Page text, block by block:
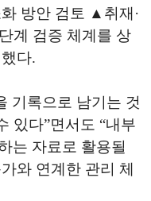
방안 검토 ▲취재·
계 검증 체계를 상
다.
기록으로 남기는 것
있다”면서도 “내부
는 자료로 활용될
와 연계한 관리 체